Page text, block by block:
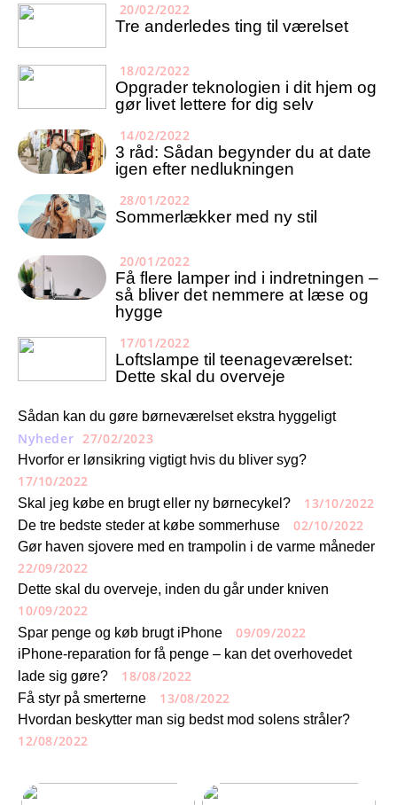
20/02/2022
Tre anderledes ting til værelset
18/02/2022
Opgrader teknologien i dit hjem og
gør livet lettere for dig selv
14/02/2022
3 råd: Sådan begynder du at date
igen efter nedlukningen
28/01/2022
Sommerlækker med ny stil
20/01/2022
Få flere lamper ind i indretningen –
så bliver det nemmere at læse og
hygge
17/01/2022
Loftslampe til teenageværelset:
Dette skal du overveje
Sådan kan du gøre børneværelset ekstra hyggeligt
Nyheder 27/02/2023
Hvorfor er lønsikring vigtigt hvis du bliver syg?
17/10/2022
Skal jeg købe en brugt eller ny børnecykel? 13/10/2022
De tre bedste steder at købe sommerhuse 02/10/2022
Gør haven sjovere med en trampolin i de varme måneder
22/09/2022
Dette skal du overveje, inden du går under kniven
10/09/2022
Spar penge og køb brugt iPhone 09/09/2022
iPhone-reparation for få penge – kan det overhovedet
lade sig gøre?
18/08/2022
Få styr på smerterne 13/08/2022
Hvordan beskytter man sig bedst mod solens stråler?
12/08/2022